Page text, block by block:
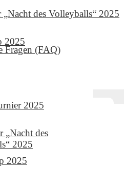
„Nacht des Volleyballs“ 2025
2025
Fragen (FAQ)
2025
„Nacht des
2025
2025